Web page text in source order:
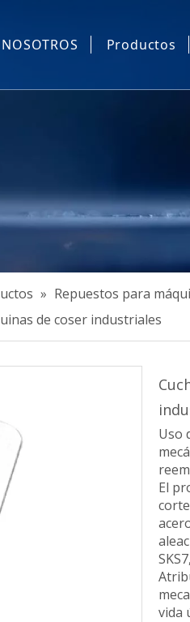
Productos
Otros
» Repuestos para
de coser industriales
Uso
El
vida